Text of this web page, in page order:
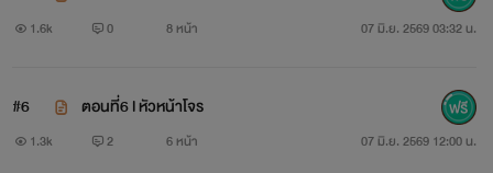
1.6k 0 8 หน้า 07 มิ.ย. 2569 03:32 น.
#6 ตอนที่6 l หัวหน้าโจร
1.3k 2 6 หน้า 07 มิ.ย. 2569 12:00 น.